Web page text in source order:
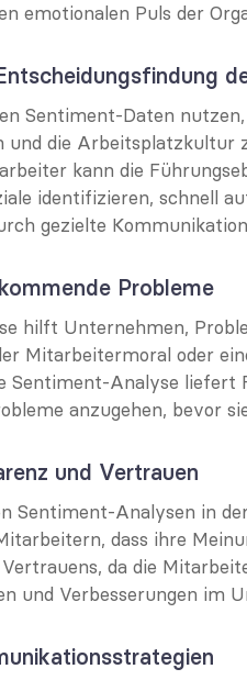
emotionalen Puls der
Sentiment-Daten
und die Arbeitsplatzkultur
kann die
identifizieren, schnell
gezielte
Probleme
hilft Unternehmen,
Mitarbeitermoral oder
Sentiment-Analyse liefert
anzugehen, bevor
und Vertrauen
Sentiment-Analysen in
dass ihre
da die
und Verbesserungen im